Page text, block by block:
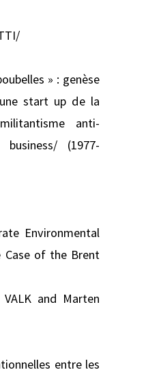
» : genèse
start up de la
anti-
(1977-
Environmental
Case of the Brent
and Marten
entre les